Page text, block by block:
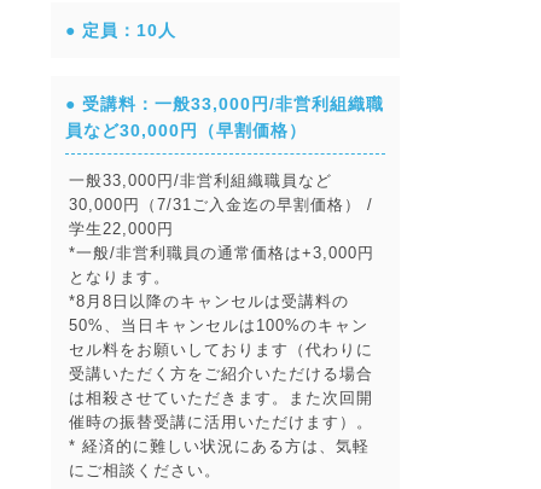
● 定員：10人
● 受講料：一般33,000円/非営利組織職
員など30,000円（早割価格）
一般33,000円/非営利組織職員など
30,000円（7/31ご入金迄の早割価格） /
学生22,000円
*一般/非営利職員の通常価格は+3,000円
となります。
*8月8日以降のキャンセルは受講料の
50%、当日キャンセルは100%のキャン
セル料をお願いしております（代わりに
受講いただく方をご紹介いただける場合
は相殺させていただきます。また次回開
催時の振替受講に活用いただけます）。
* 経済的に難しい状況にある方は、気軽
にご相談ください。